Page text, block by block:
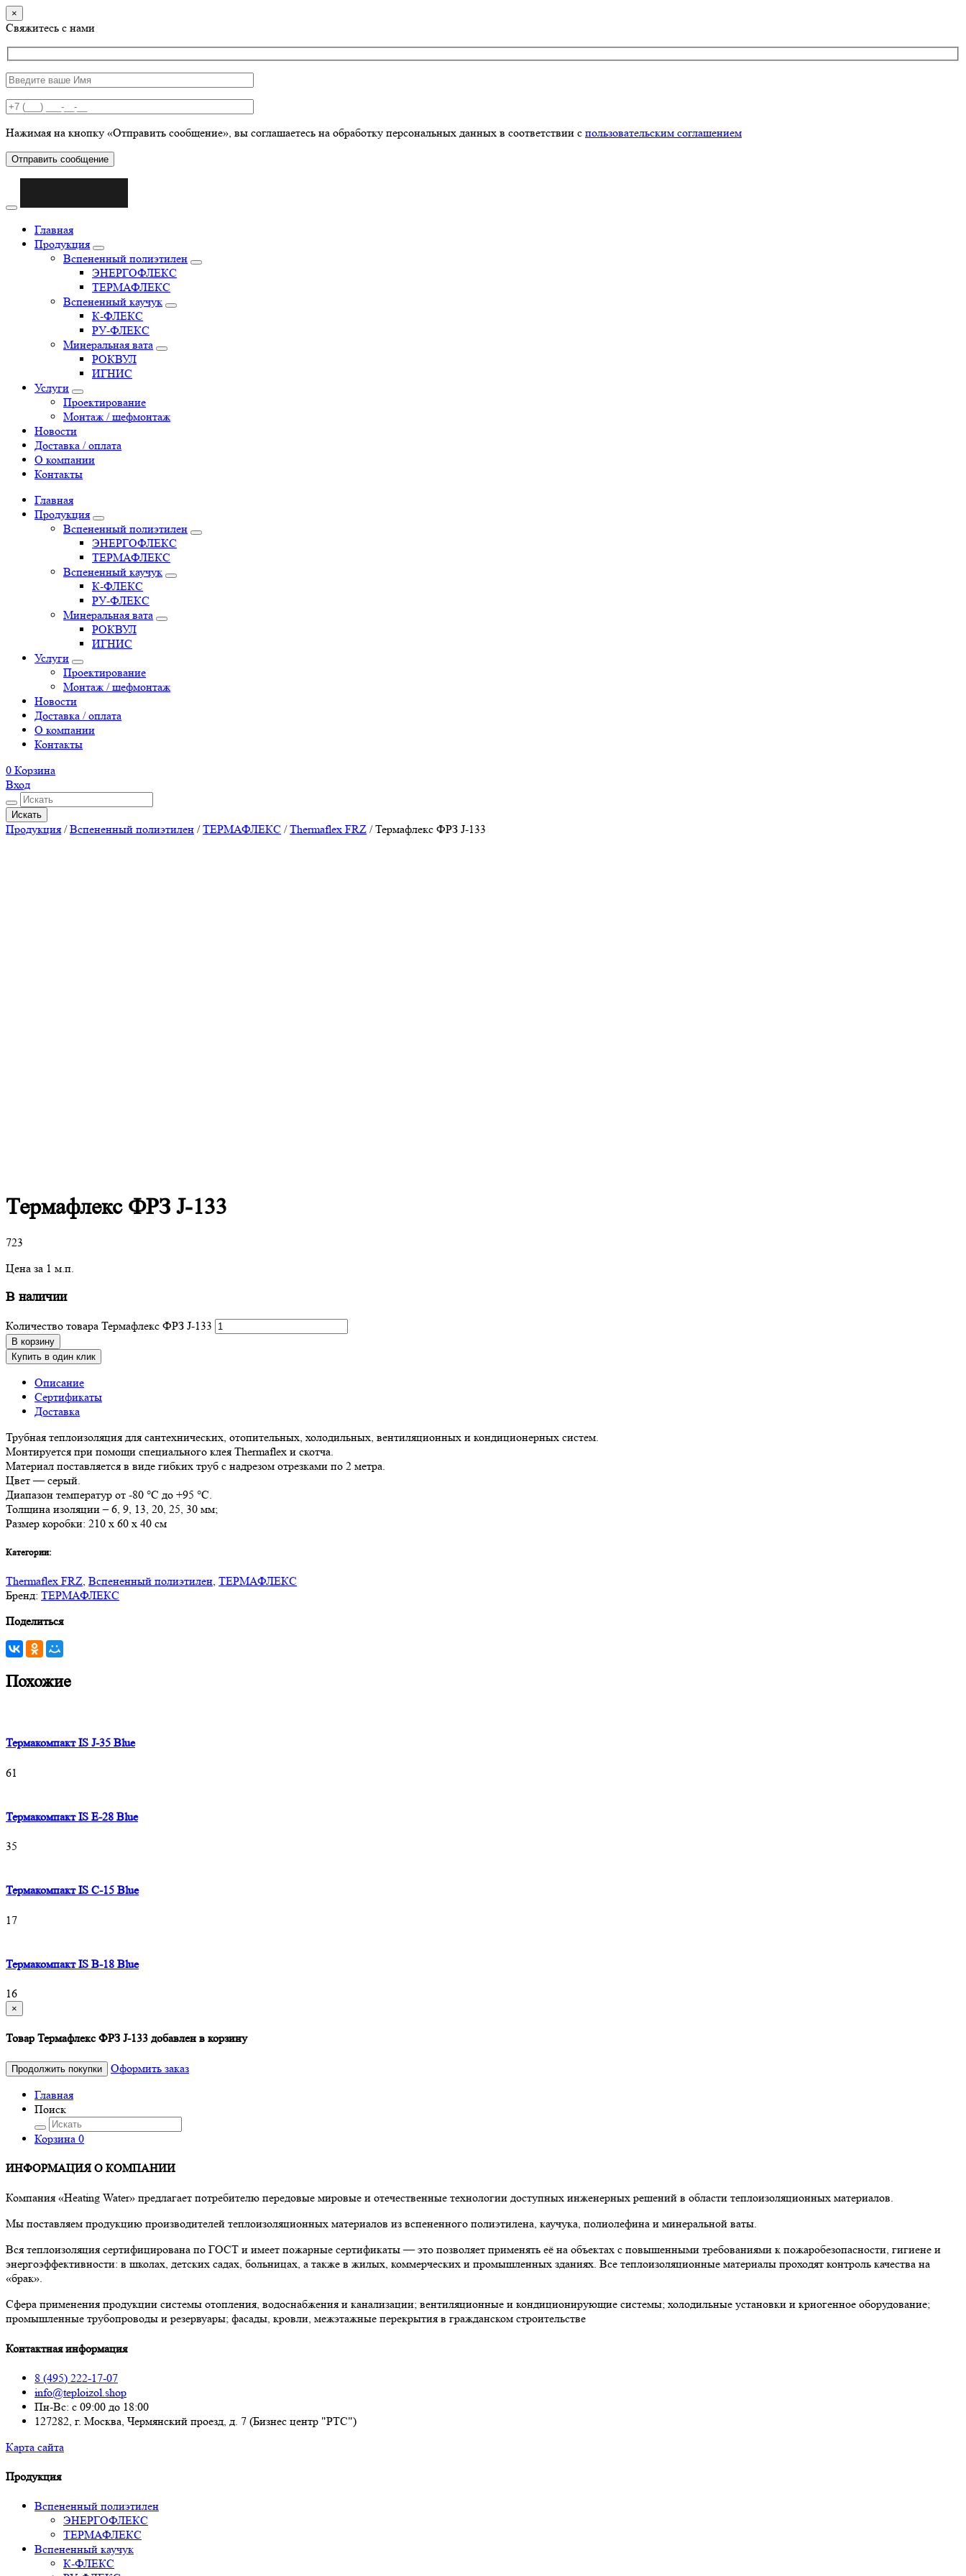
×
Свяжитесь с нами
Нажимая на кнопку «Отправить сообщение», вы соглашаетесь на обработку персональных данных в соответствии с пользовательским соглашением
Отправить сообщение
Главная
Продукция
Вспененный полиэтилен
ЭНЕРГОФЛЕКС
ТЕРМАФЛЕКС
Вспененный каучук
К-ФЛЕКС
РУ-ФЛЕКС
Минеральная вата
РОКВУЛ
ИГНИС
Услуги
Проектирование
Монтаж / шефмонтаж
Новости
Доставка / оплата
О компании
Контакты
Главная
Продукция
Вспененный полиэтилен
ЭНЕРГОФЛЕКС
ТЕРМАФЛЕКС
Вспененный каучук
К-ФЛЕКС
РУ-ФЛЕКС
Минеральная вата
РОКВУЛ
ИГНИС
Услуги
Проектирование
Монтаж / шефмонтаж
Новости
Доставка / оплата
О компании
Контакты
0 Корзина
Вход
Искать
Продукция /Вспененный полиэтилен /ТЕРМАФЛЕКС /Thermaflex FRZ /Термафлекс ФРЗ J-133
Термафлекс ФРЗ J-133
723
Цена за 1 м.п.
В наличии
Количество товара Термафлекс ФРЗ J-133
В корзину
Купить в один клик
Описание
Сертификаты
Доставка
Трубная теплоизоляция для сантехнических, отопительных, холодильных, вентиляционных и кондиционерных систем.
Монтируется при помощи специального клея Thermaflex и скотча.
Материал поставляется в виде гибких труб с надрезом отрезками по 2 метра.
Цвет — серый.
Диапазон температур от -80 °С до +95 °С.
Толщина изоляции – 6, 9, 13, 20, 25, 30 мм;
Размер коробки: 210 х 60 х 40 см
Категории:
Thermaflex FRZ, Вспененный полиэтилен, ТЕРМАФЛЕКС
Бренд: ТЕРМАФЛЕКС
Поделиться
Похожие
Термакомпакт IS J-35 Blue
61
Термакомпакт IS E-28 Blue
35
Термакомпакт IS C-15 Blue
17
Термакомпакт IS B-18 Blue
16
×
Товар Термафлекс ФРЗ J-133 добавлен в корзину
Продолжить покупки
Оформить заказ
Главная
Поиск
Корзина 0
ИНФОРМАЦИЯ О КОМПАНИИ
Компания «Heating Water» предлагает потребителю передовые мировые и отечественные технологии доступных инженерных решений в области теплоизоляционных материалов.
Мы поставляем продукцию производителей теплоизоляционных материалов из вспененного полиэтилена, каучука, полиолефина и минеральной ваты.
Вся теплоизоляция сертифицирована по ГОСТ и имеет пожарные сертификаты — это позволяет применять её на объектах с повышенными требованиями к пожаробезопасности, гигиене и
энергоэффективности: в школах, детских садах, больницах, а также в жилых, коммерческих и промышленных зданиях. Все теплоизоляционные материалы проходят контроль качества на
«брак».
Сфера применения продукции системы отопления, водоснабжения и канализации; вентиляционные и кондиционирующие системы; холодильные установки и криогенное оборудование;
промышленные трубопроводы и резервуары; фасады, кровли, межэтажные перекрытия в гражданском строительстве
Контактная информация
8 (495) 222-17-07
info@teploizol.shop
Пн-Вс: с 09:00 до 18:00
127282, г. Москва, Чермянский проезд, д. 7 (Бизнес центр "РТС")
Карта сайта
Продукция
Вспененный полиэтилен
ЭНЕРГОФЛЕКС
ТЕРМАФЛЕКС
Вспененный каучук
К-ФЛЕКС